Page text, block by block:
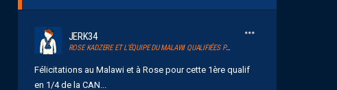
JERK34
ROSE KADZERE ET L’ÉQUIPE DU MALAWI QUALIFIÉES POUR UN QUART DE FINALE HISTORIQUE DE LA CAN 2026
Félicitations au Malawi et à Rose pour cette 1ère qualif
en 1/4 de la CAN...